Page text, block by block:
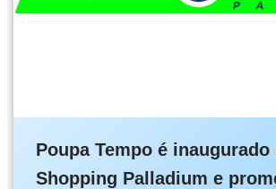
Poupa Tempo é inaugurado
Shopping Palladium e